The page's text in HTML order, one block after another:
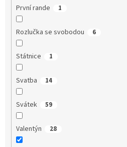
První rande 1
Rozlučka se svobodou 6
Státnice 1
Svatba 14
Svátek 59
Valentýn 28